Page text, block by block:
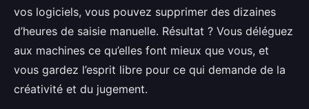
vos logiciels, vous pouvez supprimer des dizaines
d’heures de saisie manuelle. Résultat ? Vous déléguez
aux machines ce qu’elles font mieux que vous, et
vous gardez l’esprit libre pour ce qui demande de la
créativité et du jugement.